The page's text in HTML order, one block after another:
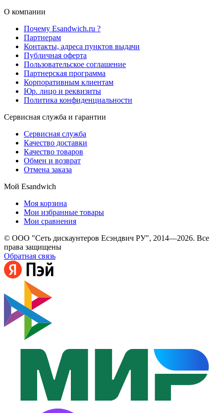
О компании
Почему Esandwich.ru ?
Партнерам
Контакты, адреса пунктов выдачи
Публичная оферта
Пользовательское соглашение
Партнерская программа
Корпоративным клиентам
Юр. лицо и реквизиты
Политика конфиденциальности
Сервисная служба и гарантии
Сервисная служба
Качество доставки
Качество товаров
Обмен и возврат
Отмена заказа
Мой Esandwich
Моя корзина
Мои избранные товары
Мои сравнения
© ООО "Сеть дискаунтеров Есэндвич РУ", 2014—2026. Все
права защищены
Обратная связь